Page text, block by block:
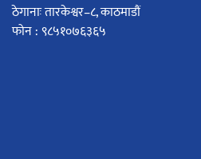
ठेगानाः तारकेश्वर–८, काठमाडौं
फोन : ९८५१०७६३६५